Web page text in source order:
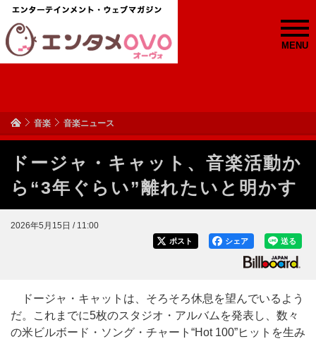
MENU
音楽 音楽ニュース
ドージャ・キャット、音楽活動か
ら“3年ぐらい”離れたいと明かす
2026年5月15日 / 11:00
送る
シェア
ポスト
ドージャ・キャットは、そろそろ休息を望んでいるよう
だ。これまでに5枚のスタジオ・アルバムを発表し、数々
の米ビルボード・ソング・チャート“Hot 100”ヒットを生み